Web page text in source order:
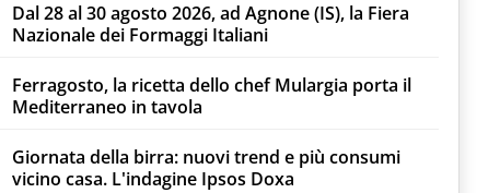
Dal 28 al 30 agosto 2026, ad Agnone (IS), la Fiera
Nazionale dei Formaggi Italiani
Ferragosto, la ricetta dello chef Mulargia porta il
Mediterraneo in tavola
Giornata della birra: nuovi trend e più consumi
vicino casa. L'indagine Ipsos Doxa